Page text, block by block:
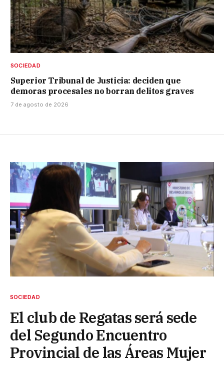
SOCIEDAD
Superior Tribunal de Justicia: deciden que
demoras procesales no borran delitos graves
7 de agosto de 2026
SOCIEDAD
El club de Regatas será sede
del Segundo Encuentro
Provincial de las Áreas Mujer